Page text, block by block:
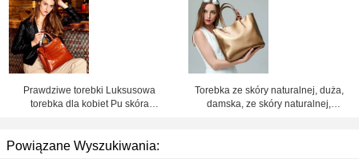
fabryczna Shenzhen Lily Cheng
Prawdziwe torebki Luksusowa
torebka dla kobiet Pu skóra
Torebka ze skóry naturalnej, duża,
damska, ze skóry naturalnej,
Powiązane Wyszukiwania: